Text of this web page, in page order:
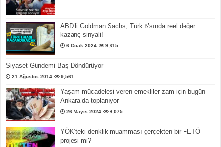
ABD’li Goldman Sachs, Türk ₺’sında reel değer
kazanç sinyali!
6 Ocak 2024 9,615
Siyaset Gündemi Baş Döndürüyor
21 Ağustos 2014 9,561
Yaşam mücadelesi veren emekliler zam için bugün
Ankara’da toplanıyor
26 Mayıs 2024 9,075
YÖK’teki denklik muamması gerçekten bir FETÖ
projesi mi?